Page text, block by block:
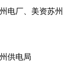
电厂、美资苏州
供电局